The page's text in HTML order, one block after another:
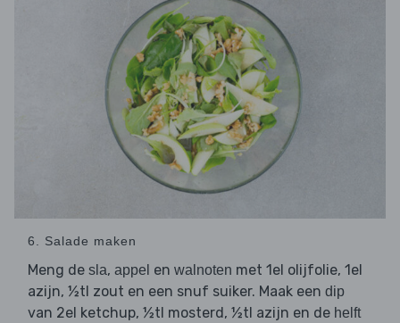
6. Salade maken
Meng de sla, appel en walnoten met 1el olijfolie, 1el
azijn, ½tl zout en een snuf suiker. Maak een dip
van 2el ketchup, ½tl mosterd, ½tl azijn en de helft